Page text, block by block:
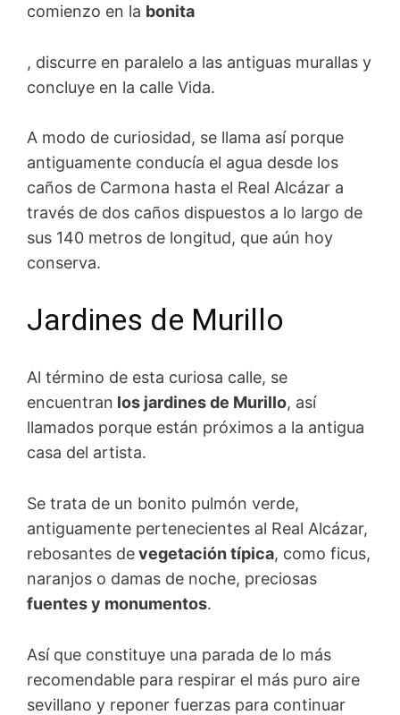
comienzo en la bonita
, discurre en paralelo a las antiguas murallas y
concluye en la calle Vida.
A modo de curiosidad, se llama así porque
antiguamente conducía el agua desde los
caños de Carmona hasta el Real Alcázar a
través de dos caños dispuestos a lo largo de
sus 140 metros de longitud, que aún hoy
conserva.
Jardines de Murillo
Al término de esta curiosa calle, se
encuentran los jardines de Murillo, así
llamados porque están próximos a la antigua
casa del artista.
Se trata de un bonito pulmón verde,
antiguamente pertenecientes al Real Alcázar,
rebosantes devegetación típica, como ficus,
naranjos o damas de noche, preciosas
fuentes y monumentos.
Así que constituye una parada de lo más
recomendable para respirar el más puro aire
sevillano y reponer fuerzas para continuar